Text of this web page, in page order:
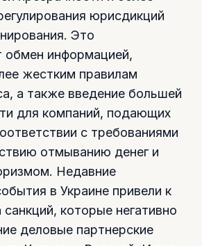
юрисдикций
Это
обмен информацией,
жестким правилам
а также введение большей
для компаний, подающих
с требованиями
отмыванию денег и
Недавние
в Украине привели к
которые негативно
деловые партнерские